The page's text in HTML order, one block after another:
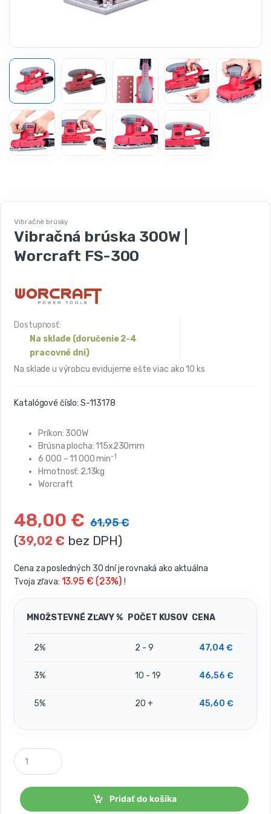
Vibračné brúsky
Vibračná brúska 300W |
Worcraft FS-300
Dostupnosť:
Na sklade (doručenie 2-4
pracovné dni)
Na sklade u výrobcu evidujeme ešte viac ako 10 ks
Katalógové číslo: S-113178
Príkon: 300W
Brúsna plocha: 115x230mm
6 000 – 11 000 min-1
Hmotnosť: 2,13kg
Worcraft
48,00 € 61,95€
(39,02€ bez DPH)
Cena za posledných 30 dní je rovnaká ako aktuálna
Tvoja zľava: 13.95 € (23%) !
MNOŽSTEVNÉ ZĽAVY % POČET KUSOV CENA
2% 2 - 9 47,04 €
3% 10 - 19 46,56 €
5% 20 + 45,60 €
P
o
č
Pridať do košíka